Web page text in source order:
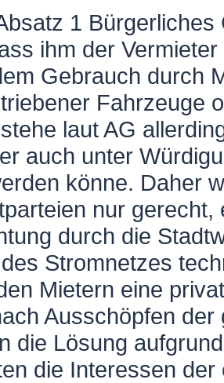
1
ihm der
Gebrauch durch
Fahrzeuge
laut AG
auch unter
könne. Daher
nur
durch die
Stromnetzes
Mietern eine
Ausschöpfen
die Lösung
die Interessen